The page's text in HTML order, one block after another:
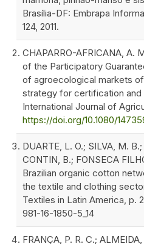
Brasília-DF: Embrapa
124, 2011.
CHAPARRO-AFRICANA, A.
of the Participatory
of agroecological markets
strategy for certification
International Journal of
https://doi.org/10.1080/
DUARTE, L. O.; SILVA, M.
CONTIN, B.; FONSECA
Brazilian organic cotton
the textile and clothing
Textiles in Latin America, p.
981-16-1850-5_14
FRANÇA, P. R. C.;